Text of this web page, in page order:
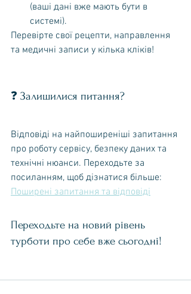
(ваші дані вже мають бути в
системі).
Перевірте свої рецепти, направлення
та медичні записи у кілька кліків!
❓ Залишилися питання?
Відповіді на найпоширеніші запитання
про роботу сервісу, безпеку даних та
технічні нюанси. Переходьте за
посиланням, щоб дізнатися більше:
Поширені запитання та відповіді
Переходьте на новий рівень
турботи про себе вже сьогодні!